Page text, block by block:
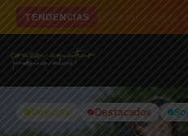
TENDENCIAS
Deporte Destacados